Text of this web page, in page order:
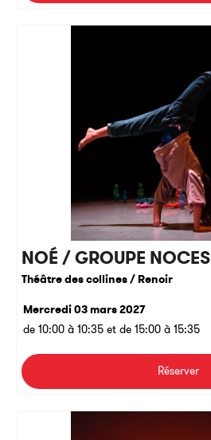
NOÉ / GROUPE NOCES
Théâtre des collines / Renoir
Mercredi 03 mars 2027
de 10:00 à 10:35 et de 15:00 à 15:35
Réserver